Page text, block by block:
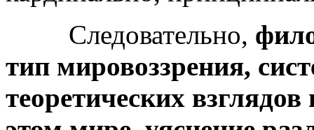
Следовательно,
тип мировоззрения,
теоретических